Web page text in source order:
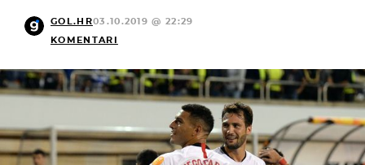
GOL.HR03.10.2019 @ 22:29
KOMENTARI